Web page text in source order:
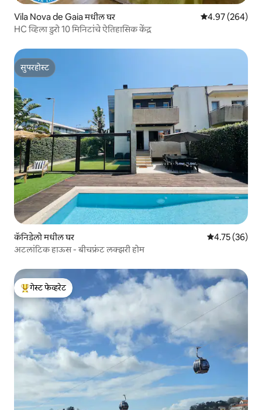
Vila Nova de Gaia मधील घर 5 पैकी 4.97
4.97 (264)
HC व्हिला डुरो 10 मिनिटांचे ऐतिहासिक केंद्र
सुपरहोस्ट
सुपरहोस्ट
कॅनिडेलो मधील घर 5 पैकी 4.75
4.75 (36)
अटलांटिक हाऊस - बीचफ्रंट लक्झरी होम
टॉप गेस्ट फेव्हरेट
गेस्ट फेव्हरेट